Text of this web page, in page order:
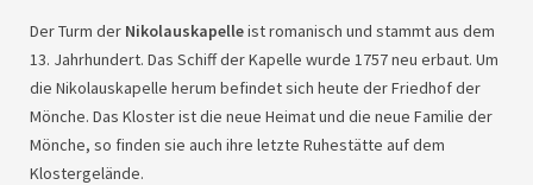
Der Turm der Nikolauskapelleist romanisch und stammt aus dem
13. Jahrhundert. Das Schiff der Kapelle wurde 1757 neu erbaut. Um
die Nikolauskapelle herum befindet sich heute der Friedhof der
Mönche. Das Kloster ist die neue Heimat und die neue Familie der
Mönche, so finden sie auch ihre letzte Ruhestätte auf dem
Klostergelände.